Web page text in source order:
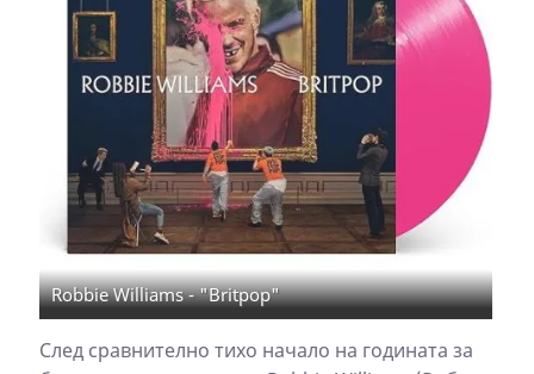
Robbie Williams - "Britpop"
След сравнително тихо начало на годината за